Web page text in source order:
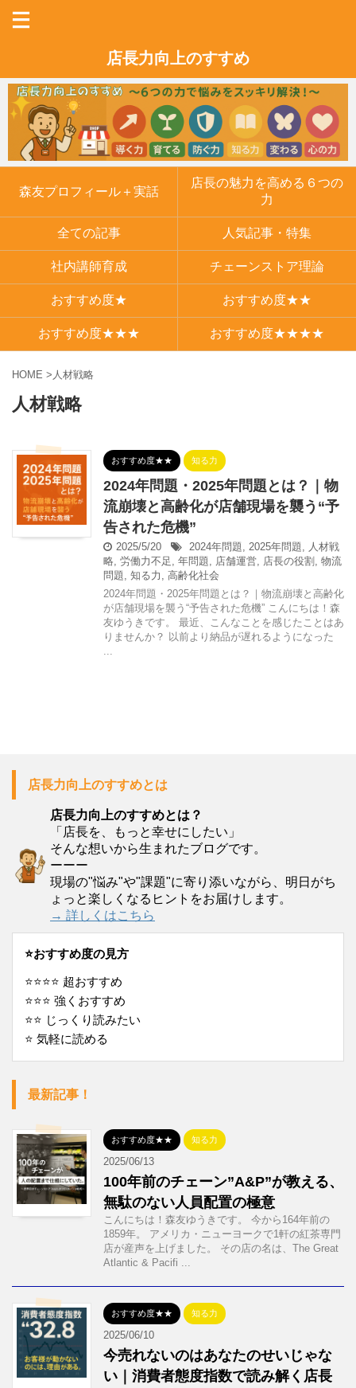
店長力向上のすすめ
森友プロフィール＋実話
店長の魅力を高める６つの
力
全ての記事 人気記事・特集
社内講師育成 チェーンストア理論
おすすめ度★ おすすめ度★★
おすすめ度★★★ おすすめ度★★★★
HOME > 人材戦略
人材戦略
おすすめ度★★ 知る力
2024年問題・2025年問題とは？｜物
流崩壊と高齢化が店舗現場を襲う“予
告された危機”
2025/5/20 2024年問題, 2025年問題, 人材戦
略, 労働力不足 , 年問題, 店舗運営, 店長の役割 , 物流
問題, 知る力 , 高齢化社会
2024年問題・2025年問題とは？｜物流崩壊と高齢化
が店舗現場を襲う“予告された危機” こんにちは！森
友ゆうきです。 最近、こんなことを感じたことはあ
りませんか？ 以前より納品が遅れるようになった
...
店長力向上のすすめとは
店長力向上のすすめとは？
「店長を、もっと幸せにしたい」
そんな想いから生まれたブログです。
ーーー
現場の"悩み"や"課題"に寄り添いながら、明日がち
ょっと楽しくなるヒントをお届けします。
→ 詳しくはこちら
⭐️おすすめ度の見方
⭐️⭐️⭐️⭐️ 超おすすめ
⭐️⭐️⭐️ 強くおすすめ
⭐️⭐️ じっくり読みたい
⭐️ 気軽に読める
最新記事！
おすすめ度★★ 知る力
2025/06/13
100年前のチェーン”A&P”が教える、
無駄のない人員配置の極意
こんにちは！森友ゆうきです。 今から164年前の
1859年。 アメリカ・ニューヨークで1軒の紅茶専門
店が産声を上げました。 その店の名は、The Great
Atlantic & Pacifi ...
おすすめ度★★ 知る力
2025/06/10
今売れないのはあなたのせいじゃな
い｜消費者態度指数で読み解く店長